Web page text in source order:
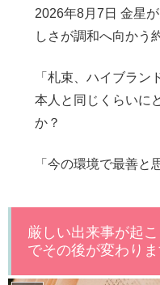
2026年8月7日 金星
しさが調和へ向かう
「札束、ハイブラン
本人と同じくらいに
か？
「今の環境で最善と
厳しい出来事が起
でその後が変わり